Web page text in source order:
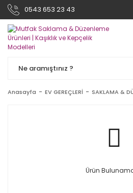
0543 653 23 43
Anasayfa EV GEREÇLERİ SAKLAMA &
Ürün